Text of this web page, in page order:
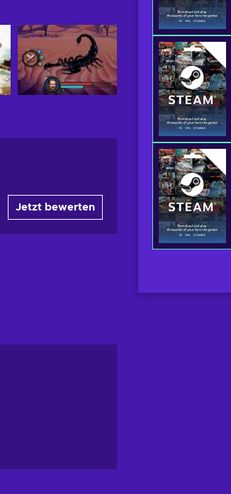
Jetzt bewerten